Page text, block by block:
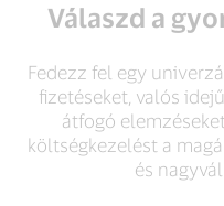
Válaszd a
Fedezz fel egy
fizetéseket, valós
átfogó
költségkezelést a
és